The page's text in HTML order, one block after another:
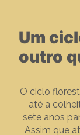
Um
outro
O ciclo
até a
sete anos
Assim que